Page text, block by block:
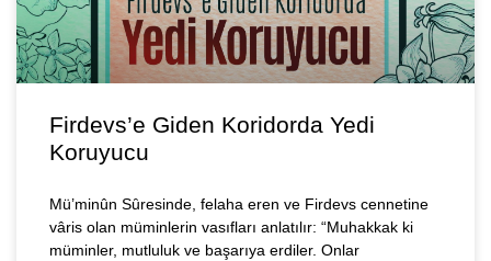
Firdevs’e Giden Koridorda Yedi
Koruyucu
Mü’minûn Sȗresinde, felaha eren ve Firdevs cennetine
vâris olan müminlerin vasıfları anlatılır: “Muhakkak ki
müminler, mutluluk ve başarıya erdiler. Onlar